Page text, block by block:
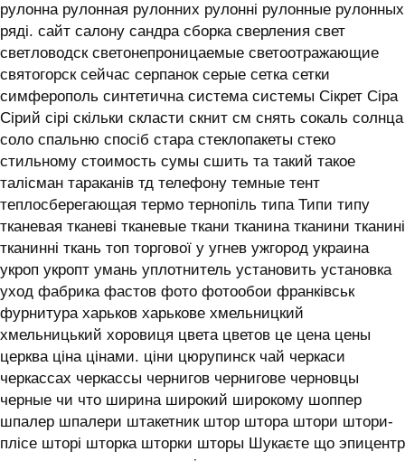
рулонна рулонная рулонних рулонні рулонные рулонных
ряді. сайт салону сандра сборка сверления свет
светловодск светонепроницаемые светоотражающие
святогорск сейчас серпанок серые сетка сетки
симферополь синтетична система системы ‎Сікрет Сіра
Сірий сірі скільки скласти скнит см снять сокаль солнца
соло спальню спосіб стара стеклопакеты стеко
стильному стоимость сумы сшить та такий такое
талісман тараканів тд телефону темные тент
теплосберегающая термо тернопіль типа Типи типу
тканевая тканеві тканевые ткани тканина тканини тканині
тканинні ткань топ торгової у угнев ужгород украина
укроп укропт умань уплотнитель установить установка
уход фабрика фастов фото фотообои франківськ
фурнитура харьков харькове хмельницкий
хмельницький хоровиця цвета цветов це цена цены
церква ціна цінами. ціни цюрупинск чай черкаси
черкассах черкассы чернигов чернигове черновцы
черные чи что ширина широкий широкому шоппер
шпалер шпалери штакетник штор штора штори штори-
плісе шторі шторка шторки шторы Шукаєте що эпицентр